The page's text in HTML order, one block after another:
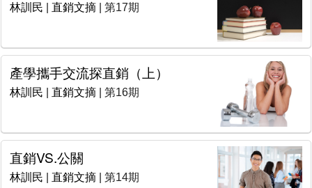
林訓民 直銷文摘 | 第17期
產學攜手交流探直銷（上）
林訓民 直銷文摘 | 第16期
直銷VS.公關
林訓民 直銷文摘 | 第14期